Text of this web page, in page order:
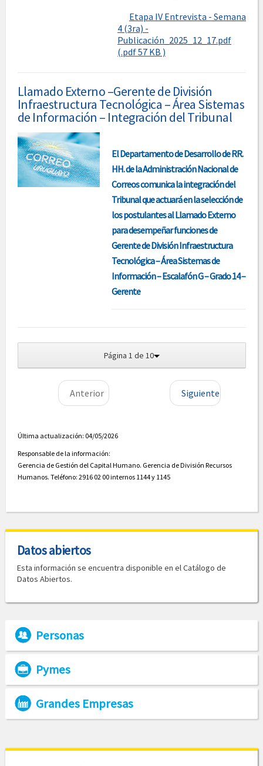
Etapa IV Entrevista - Semana
4 (3ra) -
Publicación_2025_12_17.pdf
(.pdf 57 KB )
Llamado Externo –Gerente de División
Infraestructura Tecnológica – Área Sistemas
de Información – Integración del Tribunal
El Departamento de Desarrollo de RR.
HH. de la Administración Nacional de
Correos comunica la integración del
Tribunal que actuará en la selección de
los postulantes al Llamado Externo
para desempeñar funciones de
Gerente de División Infraestructura
Tecnológica – Área Sistemas de
Información – Escalafón G – Grado 14 –
Gerente
Página 1 de 10
Anterior Siguiente
Última actualización: 04/05/2026
Responsable de la información:
Gerencia de Gestión del Capital Humano. Gerencia de División Recursos
Humanos. Teléfono: 2916 02 00 internos 1144 y 1145
Datos abiertos
Esta información se encuentra disponible en el Catálogo de
Datos Abiertos.
Personas
Pymes
Grandes Empresas